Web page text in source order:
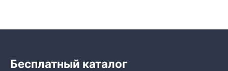
Бесплатный каталог